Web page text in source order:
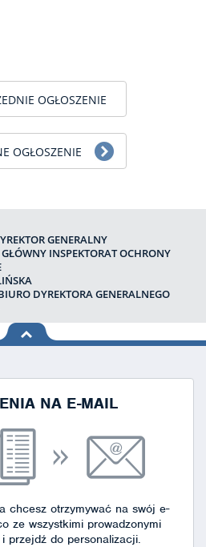
OGŁOSZENIE
OGŁOSZENIE
GENERALNY
GŁÓWNY INSPEKTORAT OCHRONY
DYREKTORA GENERALNEGO
górę
NA E-MAIL
chcesz otrzymywać na swój e-
ze wszystkimi prowadzonymi
przejdź do personalizacji.